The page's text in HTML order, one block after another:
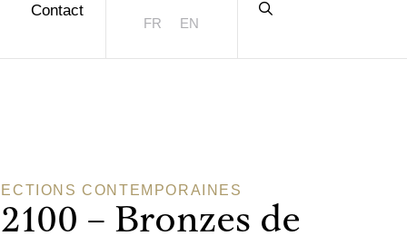
Contact
FR EN
CONTEMPORAINES
– Bronzes de